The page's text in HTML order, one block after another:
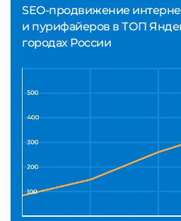
SEO-продвижение
и пурифайеров в ТОП
городах России